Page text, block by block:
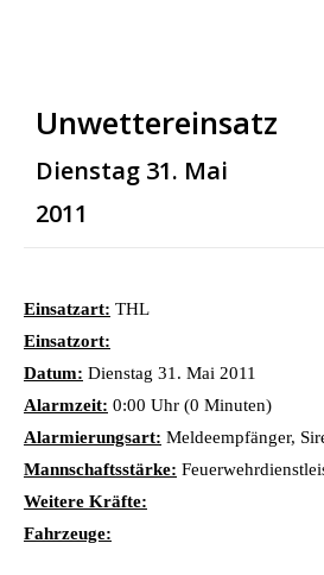
Unwettereinsatz
Dienstag 31. Mai
2011
Einsatzart: THL
Einsatzort:
Datum: Dienstag 31. Mai 2011
Alarmzeit: 0:00 Uhr (0 Minuten)
Alarmierungsart: Meldeempfänger,
Mannschaftsstärke:
Weitere Kräfte:
Fahrzeuge: